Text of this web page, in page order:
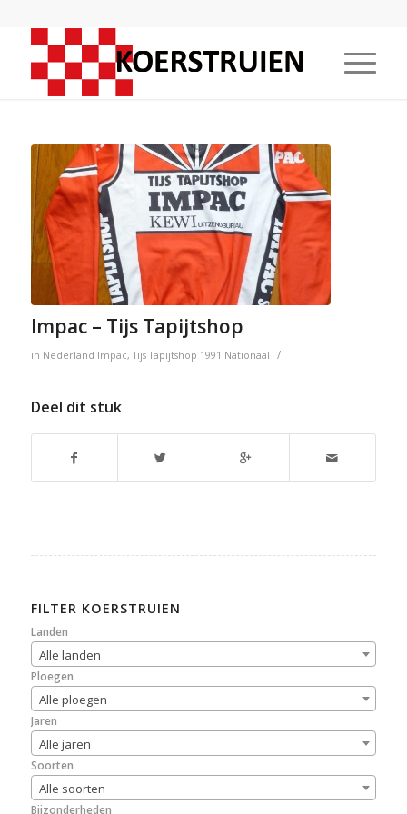
Impac – Tijs Tapijtshop
in Nederland Impac,Tijs Tapijtshop 1991 Nationaal /
Deel dit stuk
FILTER KOERSTRUIEN
Landen
Alle landen
Ploegen
Alle ploegen
Jaren
Alle jaren
Soorten
Alle soorten
Bijzonderheden